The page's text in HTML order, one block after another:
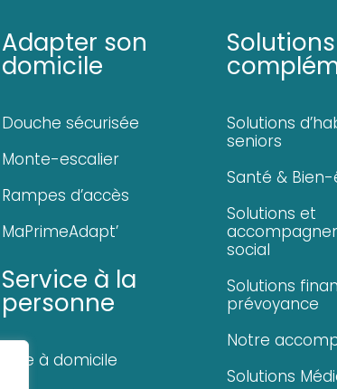
Adapter son
domicile
Douche sécurisée
Monte-escalier
Rampes d’accès
MaPrimeAdapt’
Service à la
personne
Aide à domicile
Solutions
Solutions
seniors
Santé &
Solutions et
social
Solutions
prévoyance
Notre
Solutions